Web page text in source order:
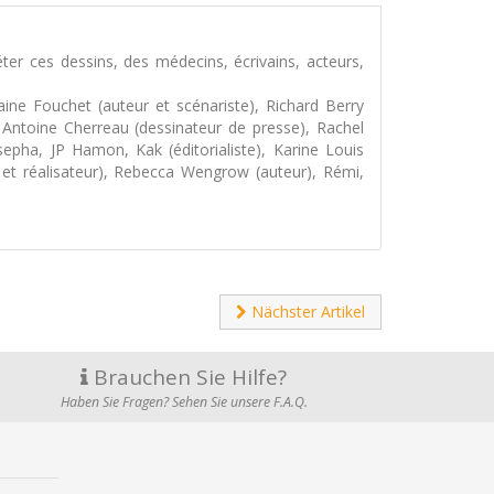
ces dessins, des médecins, écrivains, acteurs,
Fouchet (auteur et scénariste), Richard Berry
Cherreau (dessinateur de presse), Rachel
JP Hamon, Kak (éditorialiste), Karine Louis
réalisateur), Rebecca Wengrow (auteur), Rémi,
Nächster Artikel
Brauchen Sie Hilfe?
Haben Sie Fragen? Sehen Sie unsere F.A.Q.